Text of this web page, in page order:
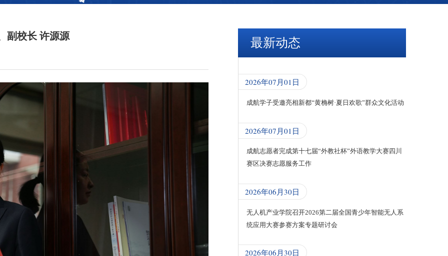
副校长 许源源 最新动态
2026年07月01日
成航学子受邀亮相新都“黄桷树·夏日欢歌”群众文化活动
2026年07月01日
成航志愿者完成第十七届“外教社杯”外语教学大赛四川
赛区决赛志愿服务工作
2026年06月30日
无人机产业学院召开2026第二届全国青少年智能无人系
统应用大赛参赛方案专题研讨会
2026年06月30日